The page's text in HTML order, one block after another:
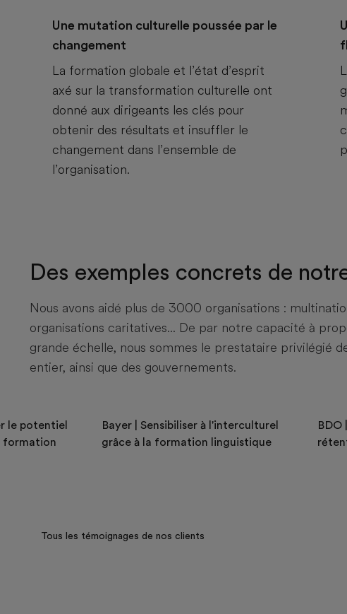
Une mutation culturelle poussée par le
changement
La formation globale et l’état d’esprit
axé sur la transformation culturelle ont
donné aux dirigeants les clés pour
obtenir des résultats et insuffler le
changement dans l’ensemble de
l’organisation.
Des exemples concrets de
Nous avons aidé plus de 3000 organisations :
organisations caritatives... De par notre capacité à
grande échelle, nous sommes le prestataire privilégié
entier, ainsi que des gouvernements.
le potentiel
formation
Bayer | Sensibiliser à l'interculturel
grâce à la formation linguistique
BDO
Tous les témoignages de nos clients